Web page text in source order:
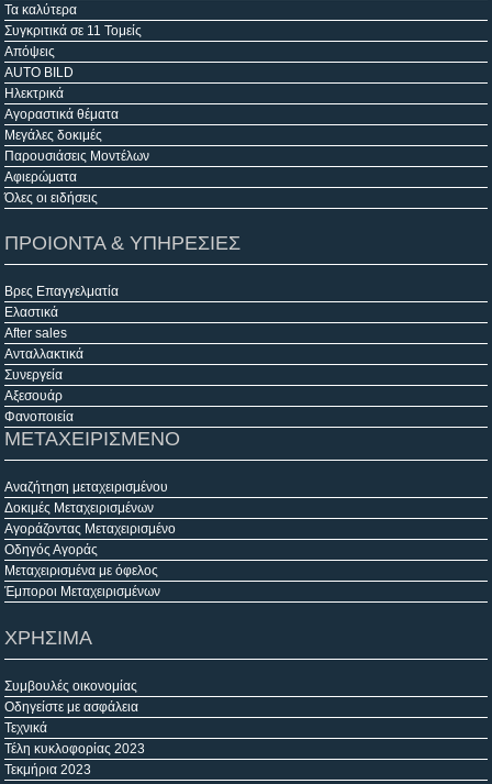
Τα καλύτερα
Συγκριτικά σε 11 Τομείς
Απόψεις
AUTO BILD
Ηλεκτρικά
Αγοραστικά θέματα
Μεγάλες δοκιμές
Παρουσιάσεις Μοντέλων
Αφιερώματα
Όλες οι ειδήσεις
ΠΡΟΙΟΝΤΑ & ΥΠΗΡΕΣΙΕΣ
Βρες Επαγγελματία
Ελαστικά
After sales
Ανταλλακτικά
Συνεργεία
Αξεσουάρ
Φανοποιεία
ΜΕΤΑΧΕΙΡΙΣΜΕΝΟ
Αναζήτηση μεταχειρισμένου
Δοκιμές Μεταχειρισμένων
Αγοράζοντας Μεταχειρισμένο
Οδηγός Αγοράς
Μεταχειρισμένα με όφελος
Έμποροι Μεταχειρισμένων
ΧΡΗΣΙΜΑ
Συμβουλές οικονομίας
Οδηγείστε με ασφάλεια
Τεχνικά
Τέλη κυκλοφορίας 2023
Τεκμήρια 2023